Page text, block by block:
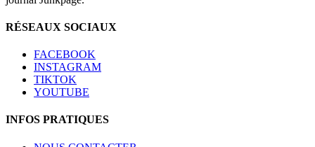
RÉSEAUX SOCIAUX
FACEBOOK
INSTAGRAM
TIKTOK
YOUTUBE
INFOS PRATIQUES